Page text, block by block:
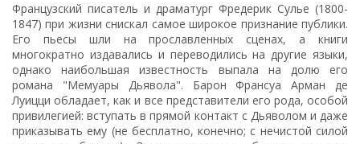
Французский писатель и драматург Фредерик Сулье (1800-
1847) при жизни снискал самое широкое признание публики.
Его пьесы шли на прославленных сценах, а книги
многократно издавались и переводились на другие языки,
однако наибольшая известность выпала на долю его
романа "Мемуары Дьявола". Барон Франсуа Арман де
Луицци обладает, как и все представители его рода, особой
привилегией: вступать в прямой контакт с Дьяволом и даже
приказывать ему (не бесплатно, конечно; с нечистой силой